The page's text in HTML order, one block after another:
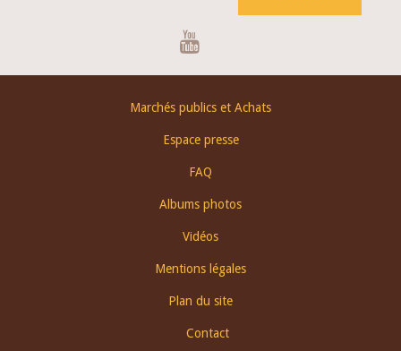
Marchés publics et Achats
Espace presse
FAQ
Albums photos
Vidéos
Mentions légales
Plan du site
Contact